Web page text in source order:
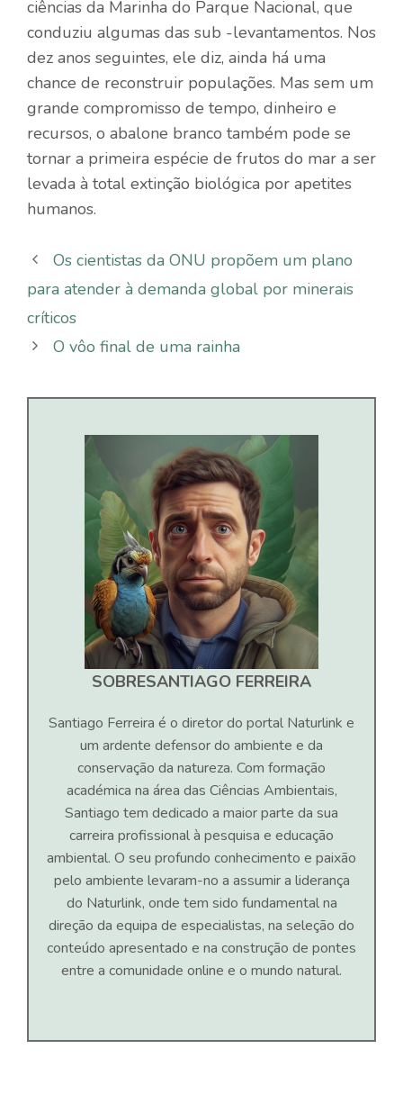
ciências da Marinha do Parque Nacional, que
conduziu algumas das sub -levantamentos. Nos
dez anos seguintes, ele diz, ainda há uma
chance de reconstruir populações. Mas sem um
grande compromisso de tempo, dinheiro e
recursos, o abalone branco também pode se
tornar a primeira espécie de frutos do mar a ser
levada à total extinção biológica por apetites
humanos.
Os cientistas da ONU propõem um plano
para atender à demanda global por minerais
críticos
O vôo final de uma rainha
SOBRESANTIAGO FERREIRA
Santiago Ferreira é o diretor do portal Naturlink e
um ardente defensor do ambiente e da
conservação da natureza. Com formação
académica na área das Ciências Ambientais,
Santiago tem dedicado a maior parte da sua
carreira profissional à pesquisa e educação
ambiental. O seu profundo conhecimento e paixão
pelo ambiente levaram-no a assumir a liderança
do Naturlink, onde tem sido fundamental na
direção da equipa de especialistas, na seleção do
conteúdo apresentado e na construção de pontes
entre a comunidade online e o mundo natural.